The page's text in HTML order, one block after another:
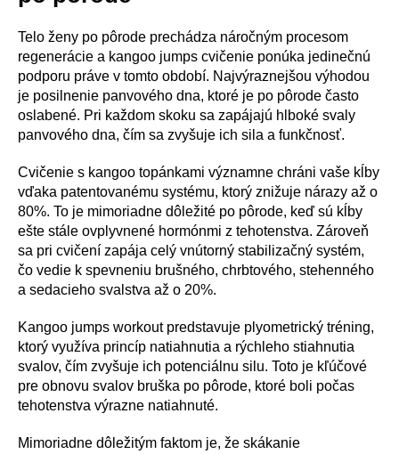
Telo ženy po pôrode prechádza náročným procesom
regenerácie a kangoo jumps cvičenie ponúka jedinečnú
podporu práve v tomto období. Najvýraznejšou výhodou
je posilnenie panvového dna, ktoré je po pôrode často
oslabené. Pri každom skoku sa zapájajú hlboké svaly
panvového dna, čím sa zvyšuje ich sila a funkčnosť.
Cvičenie s kangoo topánkami významne chráni vaše kĺby
vďaka patentovanému systému, ktorý znižuje nárazy až o
80%. To je mimoriadne dôležité po pôrode, keď sú kĺby
ešte stále ovplyvnené hormónmi z tehotenstva. Zároveň
sa pri cvičení zapája celý vnútorný stabilizačný systém,
čo vedie k spevneniu brušného, chrbtového, stehenného
a sedacieho svalstva až o 20%.
Kangoo jumps workout predstavuje plyometrický tréning,
ktorý využíva princíp natiahnutia a rýchleho stiahnutia
svalov, čím zvyšuje ich potenciálnu silu. Toto je kľúčové
pre obnovu svalov bruška po pôrode, ktoré boli počas
tehotenstva výrazne natiahnuté.
Mimoriadne dôležitým faktom je, že skákanie